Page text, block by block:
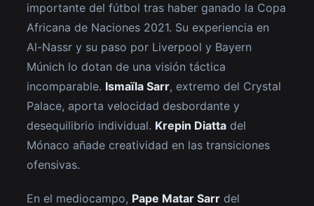
importante del fútbol tras haber ganado la Copa
Africana de Naciones 2021. Su experiencia en
Al-Nassr y su paso por Liverpool y Bayern
Múnich lo dotan de una visión táctica
incomparable. Ismaïla Sarr, extremo del Crystal
Palace, aporta velocidad desbordante y
desequilibrio individual. Krepin Diatta del
Mónaco añade creatividad en las transiciones
ofensivas.
En el mediocampo, Pape Matar Sarr del